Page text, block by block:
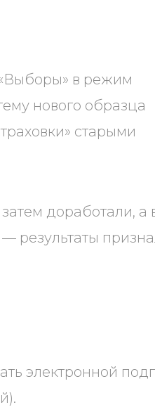
в режим
нового образца
старыми
доработали, а
результаты
электронной